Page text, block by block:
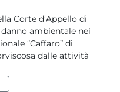
Corte d’Appello di
ambientale nei
“Caffaro” di
dalle attività